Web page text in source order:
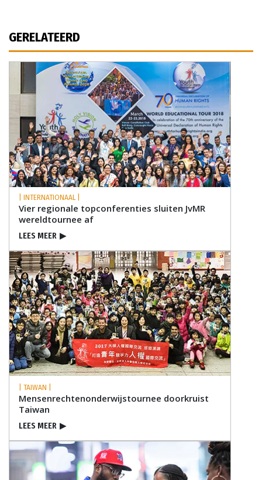
GERELATEERD
| INTERNATIONAAL |
Vier regionale topconferenties sluiten JvMR
wereldtournee af
LEES MEER ▶
| TAIWAN |
Mensenrechten­onderwijstournee doorkruist
Taiwan
LEES MEER ▶